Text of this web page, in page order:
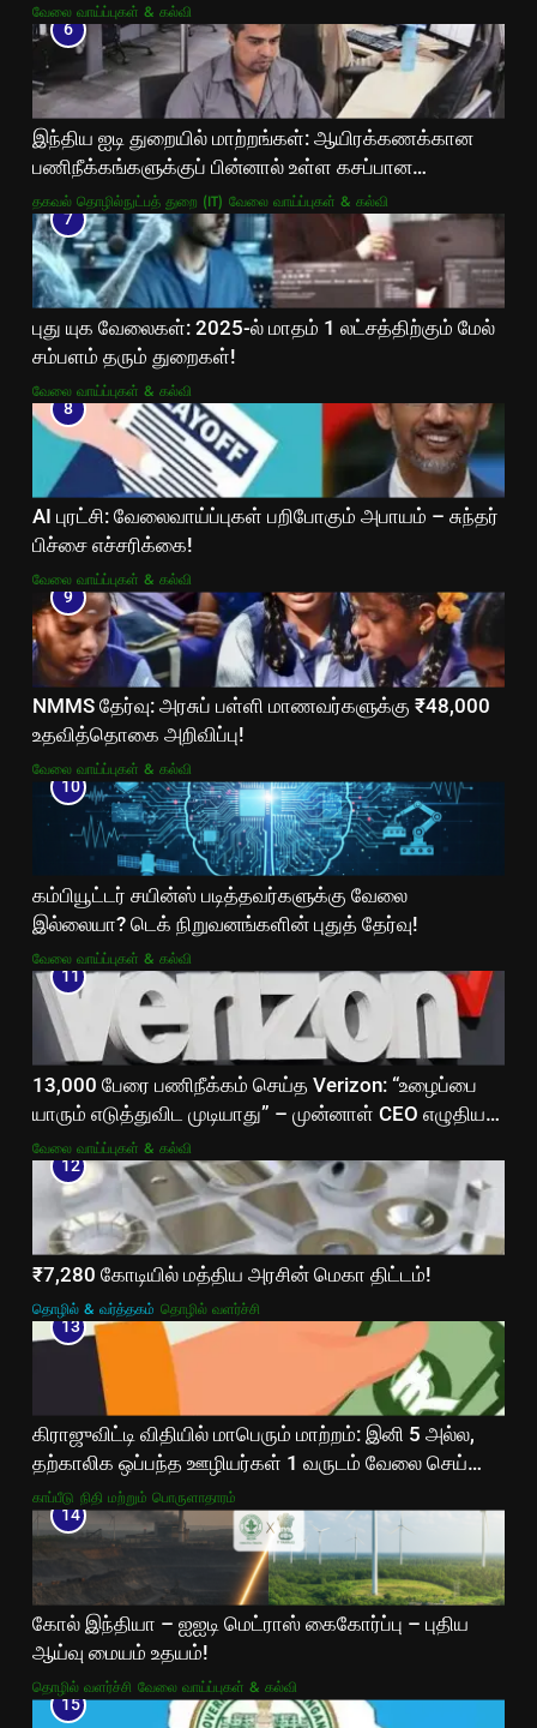
வேலை வாய்ப்புகள் & கல்வி
6
இந்திய ஐடி துறையில் மாற்றங்கள்: ஆயிரக்கணக்கான
பணிநீக்கங்களுக்குப் பின்னால் உள்ள கசப்பான
உண்மைகள்!
தகவல் தொழில்நுட்பத் துறை (IT) வேலை வாய்ப்புகள் & கல்வி
7
புது யுக வேலைகள்: 2025-ல் மாதம் 1 லட்சத்திற்கும் மேல்
சம்பளம் தரும் துறைகள்!
வேலை வாய்ப்புகள் & கல்வி
8
AI புரட்சி: வேலைவாய்ப்புகள் பறிபோகும் அபாயம் – சுந்தர்
பிச்சை எச்சரிக்கை!
வேலை வாய்ப்புகள் & கல்வி
9
NMMS தேர்வு: அரசுப் பள்ளி மாணவர்களுக்கு ₹48,000
உதவித்தொகை அறிவிப்பு!
வேலை வாய்ப்புகள் & கல்வி
10
கம்பியூட்டர் சயின்ஸ் படித்தவர்களுக்கு வேலை
இல்லையா? டெக் நிறுவனங்களின் புதுத் தேர்வு!
வேலை வாய்ப்புகள் & கல்வி
11
13,000 பேரை பணிநீக்கம் செய்த Verizon: “உழைப்பை
யாரும் எடுத்துவிட முடியாது” – முன்னாள் CEO எழுதிய
உருக்கமான கடிதம்!
வேலை வாய்ப்புகள் & கல்வி
12
₹7,280 கோடியில் மத்திய அரசின் மெகா திட்டம்!
தொழில் & வர்த்தகம் தொழில் வளர்ச்சி
13
கிராஜுவிட்டி விதியில் மாபெரும் மாற்றம்: இனி 5 அல்ல,
தற்காலிக ஒப்பந்த ஊழியர்கள் 1 வருடம் வேலை செய்தால்
போதும்!
காப்பீடு நிதி மற்றும் பொருளாதாரம்
14
கோல் இந்தியா – ஐஐடி மெட்ராஸ் கைகோர்ப்பு – புதிய
ஆய்வு மையம் உதயம்!
தொழில் வளர்ச்சி வேலை வாய்ப்புகள் & கல்வி
15